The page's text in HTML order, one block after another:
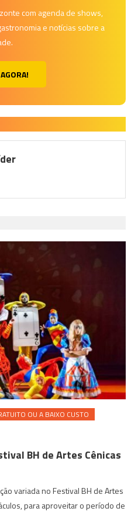
com agenda de shows,
e notícias sobre a
OU A BAIXO CUSTO
BH de Artes Cênicas
variada no Festival BH de Artes
para aproveitar o período de